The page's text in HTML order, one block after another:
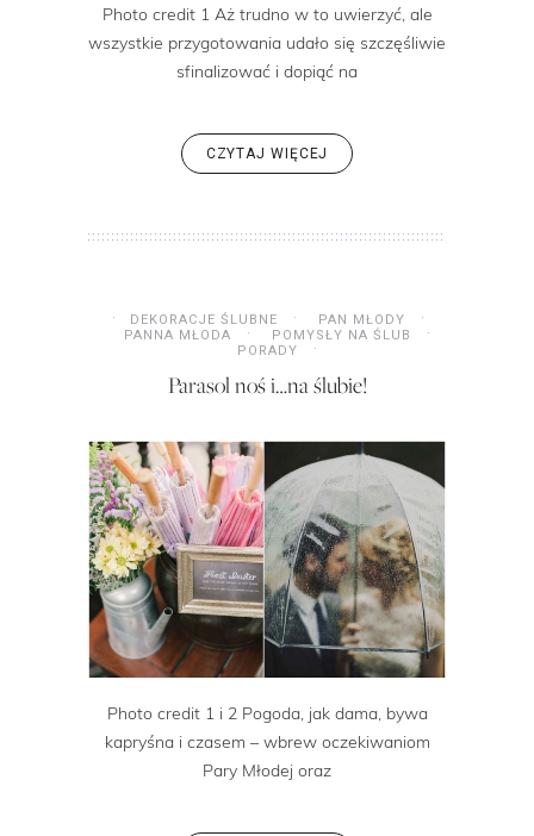
Photo credit 1 Aż trudno w to uwierzyć, ale
wszystkie przygotowania udało się szczęśliwie
sfinalizować i dopiąć na
CZYTAJ WIĘCEJ
DEKORACJE ŚLUBNE
PAN MŁODY
PANNA MŁODA
POMYSŁY NA ŚLUB
PORADY
Parasol noś i…na ślubie!
Photo credit 1 i 2 Pogoda, jak dama, bywa
kapryśna i czasem – wbrew oczekiwaniom
Pary Młodej oraz